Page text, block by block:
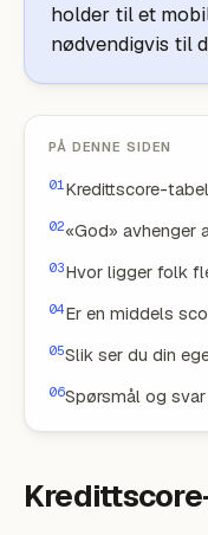
holder til et
nødvendigvis til
PÅ DENNE SIDEN
Kredittscore-
«God» avhenger
Hvor ligger folk
Er en middels
Slik ser du din
Spørsmål og svar